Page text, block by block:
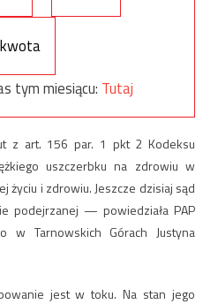
tym miesiącu: Tutaj
z art. 156 par. 1 pkt 2 Kodeksu
uszczerbku na zdrowiu w
życiu i zdrowiu. Jeszcze dzisiaj sąd
podejrzanej — powiedziała PAP
w Tarnowskich Górach Justyna
jest w toku. Na stan jego